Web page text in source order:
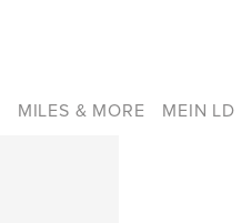
MILES & MORE MEIN LD